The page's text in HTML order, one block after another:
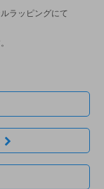
ラッピングにて